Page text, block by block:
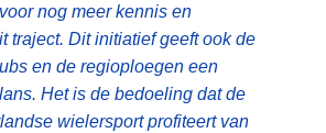
nog meer kennis en
traject. Dit initiatief geeft ook de
en de regioploegen een
Het is de bedoeling dat de
wielersport profiteert van